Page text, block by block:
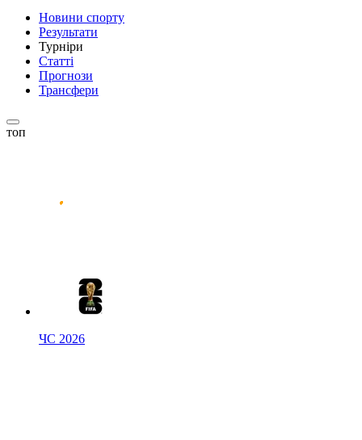
Новини спорту
Результати
Турніри
Статті
Прогнози
Трансфери
топ
ЧС 2026